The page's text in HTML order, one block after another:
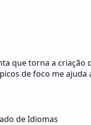
que torna a criação
de foco me
de Idiomas